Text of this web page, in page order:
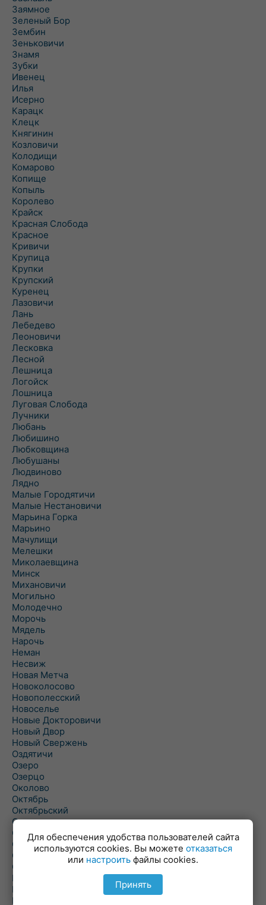
Заямное
Зеленый Бор
Зембин
Зеньковичи
Знамя
Зубки
Ивенец
Илья
Исерно
Карацк
Клецк
Княгинин
Козловичи
Колодищи
Комарово
Копище
Копыль
Королево
Крайск
Красная Слобода
Красное
Кривичи
Крупица
Крупки
Крупский
Куренец
Лазовичи
Лань
Лебедево
Леоновичи
Лесковка
Лесной
Лешница
Логойск
Лошница
Луговая Слобода
Лучники
Любань
Любишино
Любковщина
Любушаны
Людвиново
Лядно
Малые Городятичи
Малые Нестановичи
Марьина Горка
Марьино
Мачулищи
Мелешки
Миколаевщина
Минск
Михановичи
Могильно
Молодечно
Морочь
Мядель
Нарочь
Неман
Несвиж
Новая Метча
Новоколосово
Новополесский
Новоселье
Новые Докторовичи
Новый Двор
Новый Свержень
Оздятичи
Озеро
Озерцо
Околово
Октябрь
Октябрьский
Олехновичи
Омговичи
Оношки
Осовец
Острошицкий Городок
Пасека
Пастовичи
Першаи
Для обеспечения удобства пользователей сайта
используются cookies. Вы можете отказаться
или настроить файлы cookies.
Принять